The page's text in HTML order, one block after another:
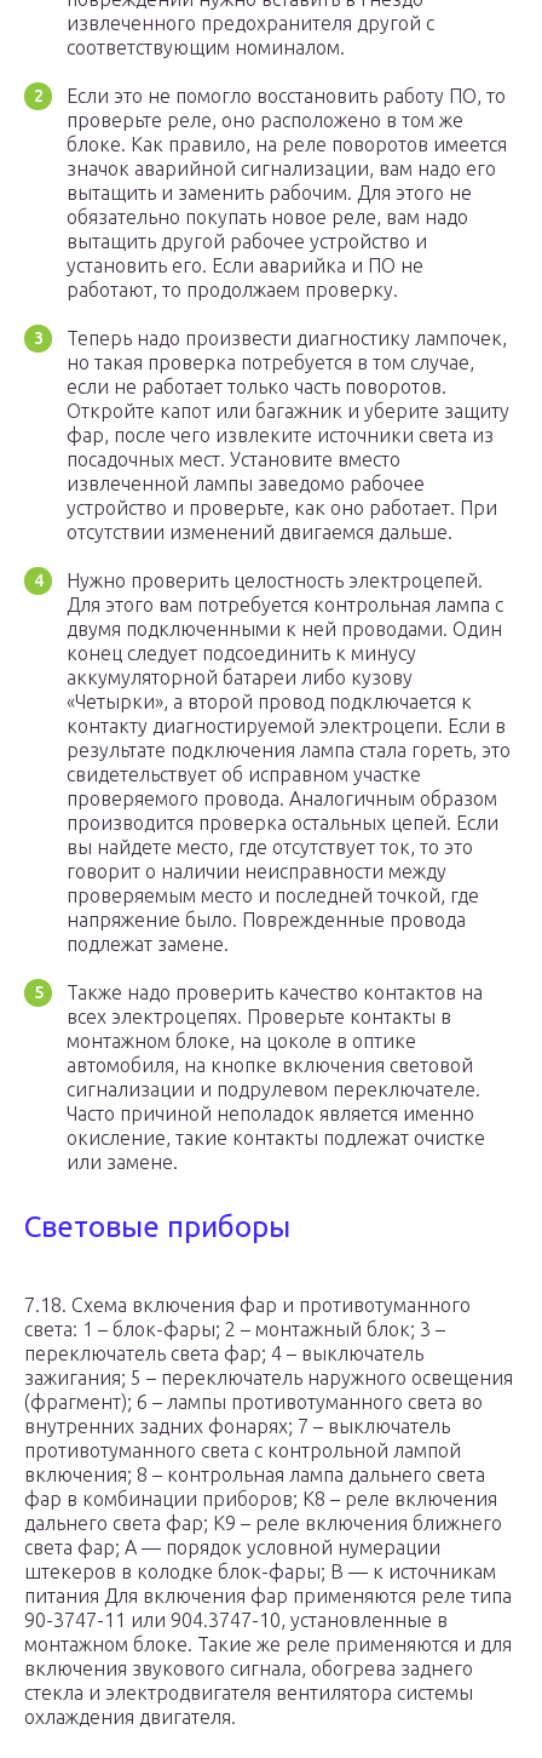
извлеченного предохранителя другой с
соответствующим номиналом.
Если это не помогло восстановить работу ПО, то
проверьте реле, оно расположено в том же
блоке. Как правило, на реле поворотов имеется
значок аварийной сигнализации, вам надо его
вытащить и заменить рабочим. Для этого не
обязательно покупать новое реле, вам надо
вытащить другой рабочее устройство и
установить его. Если аварийка и ПО не
работают, то продолжаем проверку.
Теперь надо произвести диагностику лампочек,
но такая проверка потребуется в том случае,
если не работает только часть поворотов.
Откройте капот или багажник и уберите защиту
фар, после чего извлеките источники света из
посадочных мест. Установите вместо
извлеченной лампы заведомо рабочее
устройство и проверьте, как оно работает. При
отсутствии изменений двигаемся дальше.
Нужно проверить целостность электроцепей.
Для этого вам потребуется контрольная лампа с
двумя подключенными к ней проводами. Один
конец следует подсоединить к минусу
аккумуляторной батареи либо кузову
«Четырки», а второй провод подключается к
контакту диагностируемой электроцепи. Если в
результате подключения лампа стала гореть, это
свидетельствует об исправном участке
проверяемого провода. Аналогичным образом
производится проверка остальных цепей. Если
вы найдете место, где отсутствует ток, то это
говорит о наличии неисправности между
проверяемым место и последней точкой, где
напряжение было. Поврежденные провода
подлежат замене.
Также надо проверить качество контактов на
всех электроцепях. Проверьте контакты в
монтажном блоке, на цоколе в оптике
автомобиля, на кнопке включения световой
сигнализации и подрулевом переключателе.
Часто причиной неполадок является именно
окисление, такие контакты подлежат очистке
или замене.
Световые приборы
7.18. Схема включения фар и противотуманного
света: 1 – блок-фары; 2 – монтажный блок; 3 –
переключатель света фар; 4 – выключатель
зажигания; 5 – переключатель наружного освещения
(фрагмент); 6 – лампы противотуманного света во
внутренних задних фонарях; 7 – выключатель
противотуманного света с контрольной лампой
включения; 8 – контрольная лампа дальнего света
фар в комбинации приборов; К8 – реле включения
дальнего света фар; К9 – реле включения ближнего
света фар; А — порядок условной нумерации
штекеров в колодке блок-фары; В — к источникам
питания Для включения фар применяются реле типа
90-3747-11 или 904.3747-10, установленные в
монтажном блоке. Такие же реле применяются и для
включения звукового сигнала, обогрева заднего
стекла и электродвигателя вентилятора системы
охлаждения двигателя.